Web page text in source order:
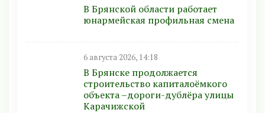
В Брянской области работает
юнармейская профильная смена
6 августа 2026, 14:18
В Брянске продолжается
строительство капиталоёмкого
объекта –дороги-дублёра улицы
Карачижской